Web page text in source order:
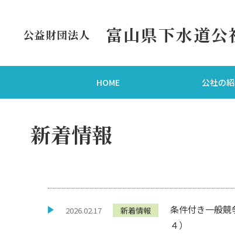
公益財団法人 富山県下水道公
HOME 公社の
新着情報
2026.02.17 新着情報
条件付き一般競
４）